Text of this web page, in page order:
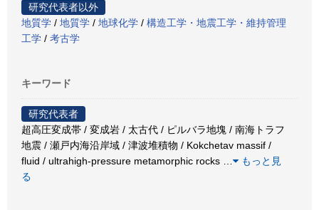
研究代表者以外
地質学 / 地質学 / 地球化学 / 構造工学・地震工学・維持管理
工学 / 考古学
キーワード
研究代表者
超高圧変成帯 / 変成岩 / 太古代 / ピルバラ地塊 / 南海トラフ
地震 / 瀬戸内海沿岸域 / 津波堆積物 / Kokchetav massif /
fluid / ultrahigh-pressure metamorphic rocks
もっと見
る